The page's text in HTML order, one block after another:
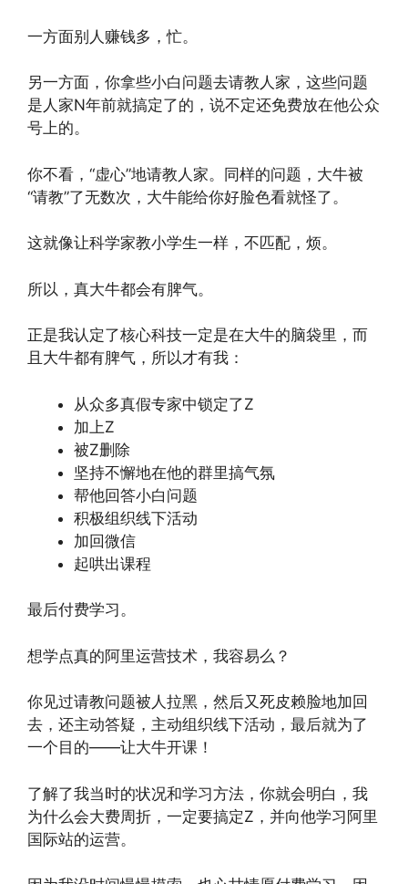
一方面别人赚钱多，忙。
另一方面，你拿些小白问题去请教人家，这些问题
是人家N年前就搞定了的，说不定还免费放在他公众
号上的。
你不看，“虚心”地请教人家。同样的问题，大牛被
“请教”了无数次，大牛能给你好脸色看就怪了。
这就像让科学家教小学生一样，不匹配，烦。
所以，真大牛都会有脾气。
正是我认定了核心科技一定是在大牛的脑袋里，而
且大牛都有脾气，所以才有我：
从众多真假专家中锁定了Z
加上Z
被Z删除
坚持不懈地在他的群里搞气氛
帮他回答小白问题
积极组织线下活动
加回微信
起哄出课程
最后付费学习。
想学点真的阿里运营技术，我容易么？
你见过请教问题被人拉黑，然后又死皮赖脸地加回
去，还主动答疑，主动组织线下活动，最后就为了
一个目的——让大牛开课！
了解了我当时的状况和学习方法，你就会明白，我
为什么会大费周折，一定要搞定Z，并向他学习阿里
国际站的运营。